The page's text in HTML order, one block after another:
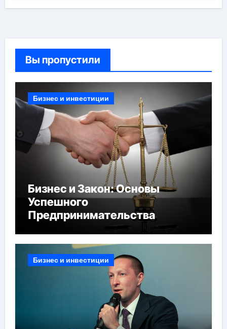
Вы пропустили
Бизнес и инвестиции
Бизнес и Закон: Основы
Успешного
Предпринимательства
Бизнес и инвестиции